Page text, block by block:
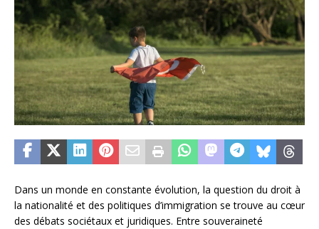
Dans un monde en constante évolution, la question du droit à
la nationalité et des politiques d’immigration se trouve au cœur
des débats sociétaux et juridiques. Entre souveraineté